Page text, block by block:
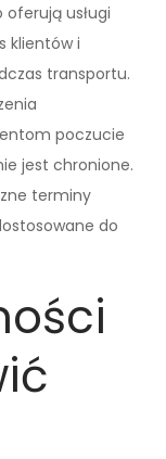
usługi
klientów i
transportu.
poczucie
jest chronione.
terminy
do